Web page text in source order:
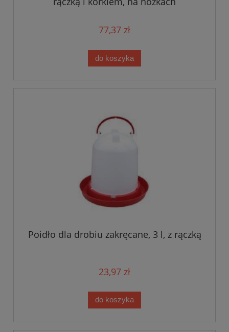
77,37 zł
do koszyka
Poidło dla drobiu zakręcane, 3 l, z rączką
23,97 zł
do koszyka